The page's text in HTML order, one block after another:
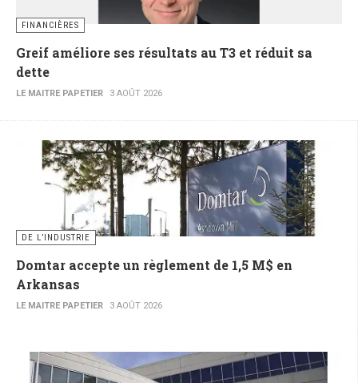
FINANCIÈRES
Greif améliore ses résultats au T3 et réduit sa
dette
LE MAITRE PAPETIER 3 AOÛT 2026
DE L’INDUSTRIE
Domtar accepte un règlement de 1,5 M$ en
Arkansas
LE MAITRE PAPETIER 3 AOÛT 2026